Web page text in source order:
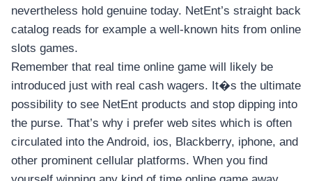
nevertheless hold genuine today. NetEnt’s straight back
catalog reads for example a well-known hits from online
slots games.
Remember that real time online game will likely be
introduced just with real cash wagers. It�s the ultimate
possibility to see NetEnt products and stop dipping into
the purse. That’s why i prefer web sites which is often
circulated into the Android, ios, Blackberry, iphone, and
other prominent cellular platforms. When you find